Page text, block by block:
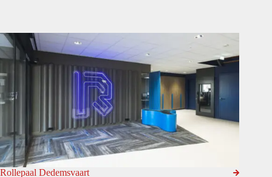
Rollepaal Dedemsvaart